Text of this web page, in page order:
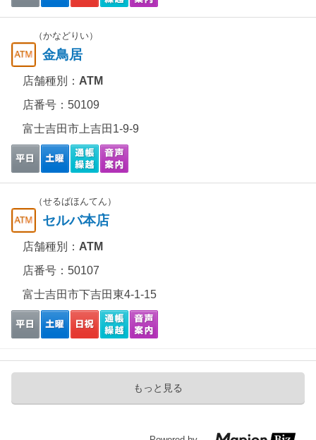
（かなどりい）
金鳥居
店舗種別： ATM
店番号：50109
富士吉田市上吉田1-9-9
（せるばほんてん）
セルバ本店
店舗種別： ATM
店番号：50107
富士吉田市下吉田東4-1-15
もっと見る